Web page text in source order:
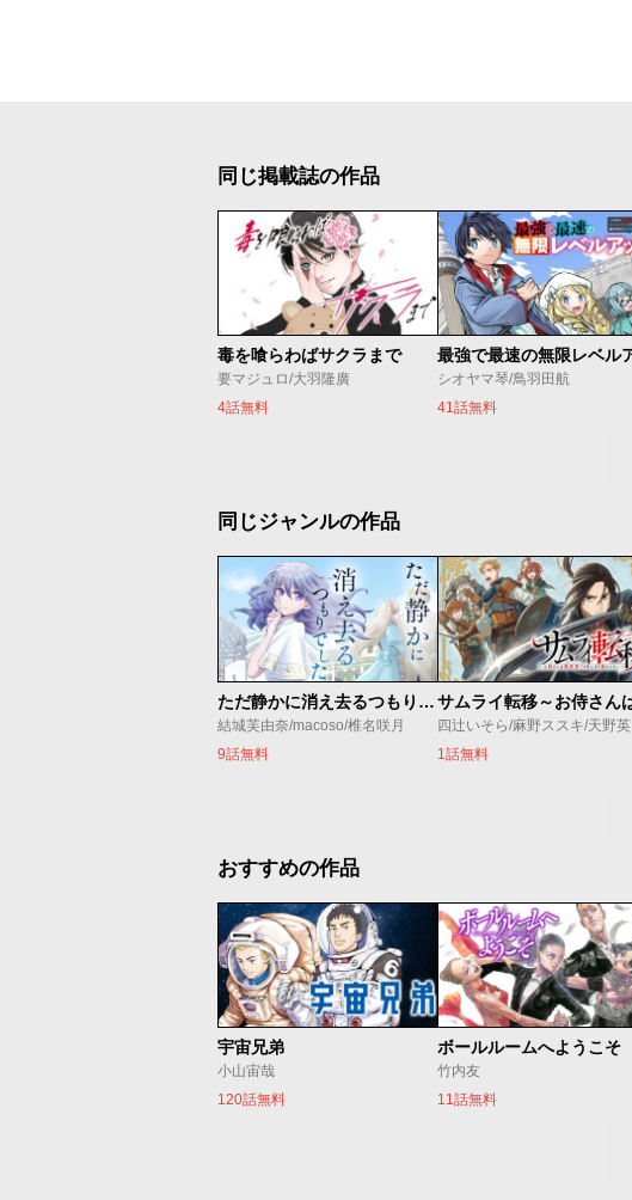
同じ掲載誌の作品
毒を喰らわばサクラまで
要マジュロ/大羽隆廣
4話無料
シオヤマ琴/鳥羽田航
41話無料
同じジャンルの作品
ただ静かに消え去るつもりでした
結城芙由奈/macoso/椎名咲月
9話無料
四辻いそら/麻野ススキ/天野英
1話無料
おすすめの作品
宇宙兄弟
小山宙哉
120話無料
ボールルームへようこそ
竹内友
11話無料